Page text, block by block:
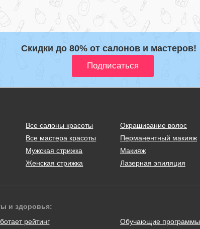
Скидки до 80% от салонов и мастеров!
Все салоны красоты
Все мастера красоты
Мужская стрижка
Женская стрижка
Окрашивание волос
Перманентный макияж
Макияж
Лазерная эпиляция
и здоровья:
рейтинг
Обучающие программы